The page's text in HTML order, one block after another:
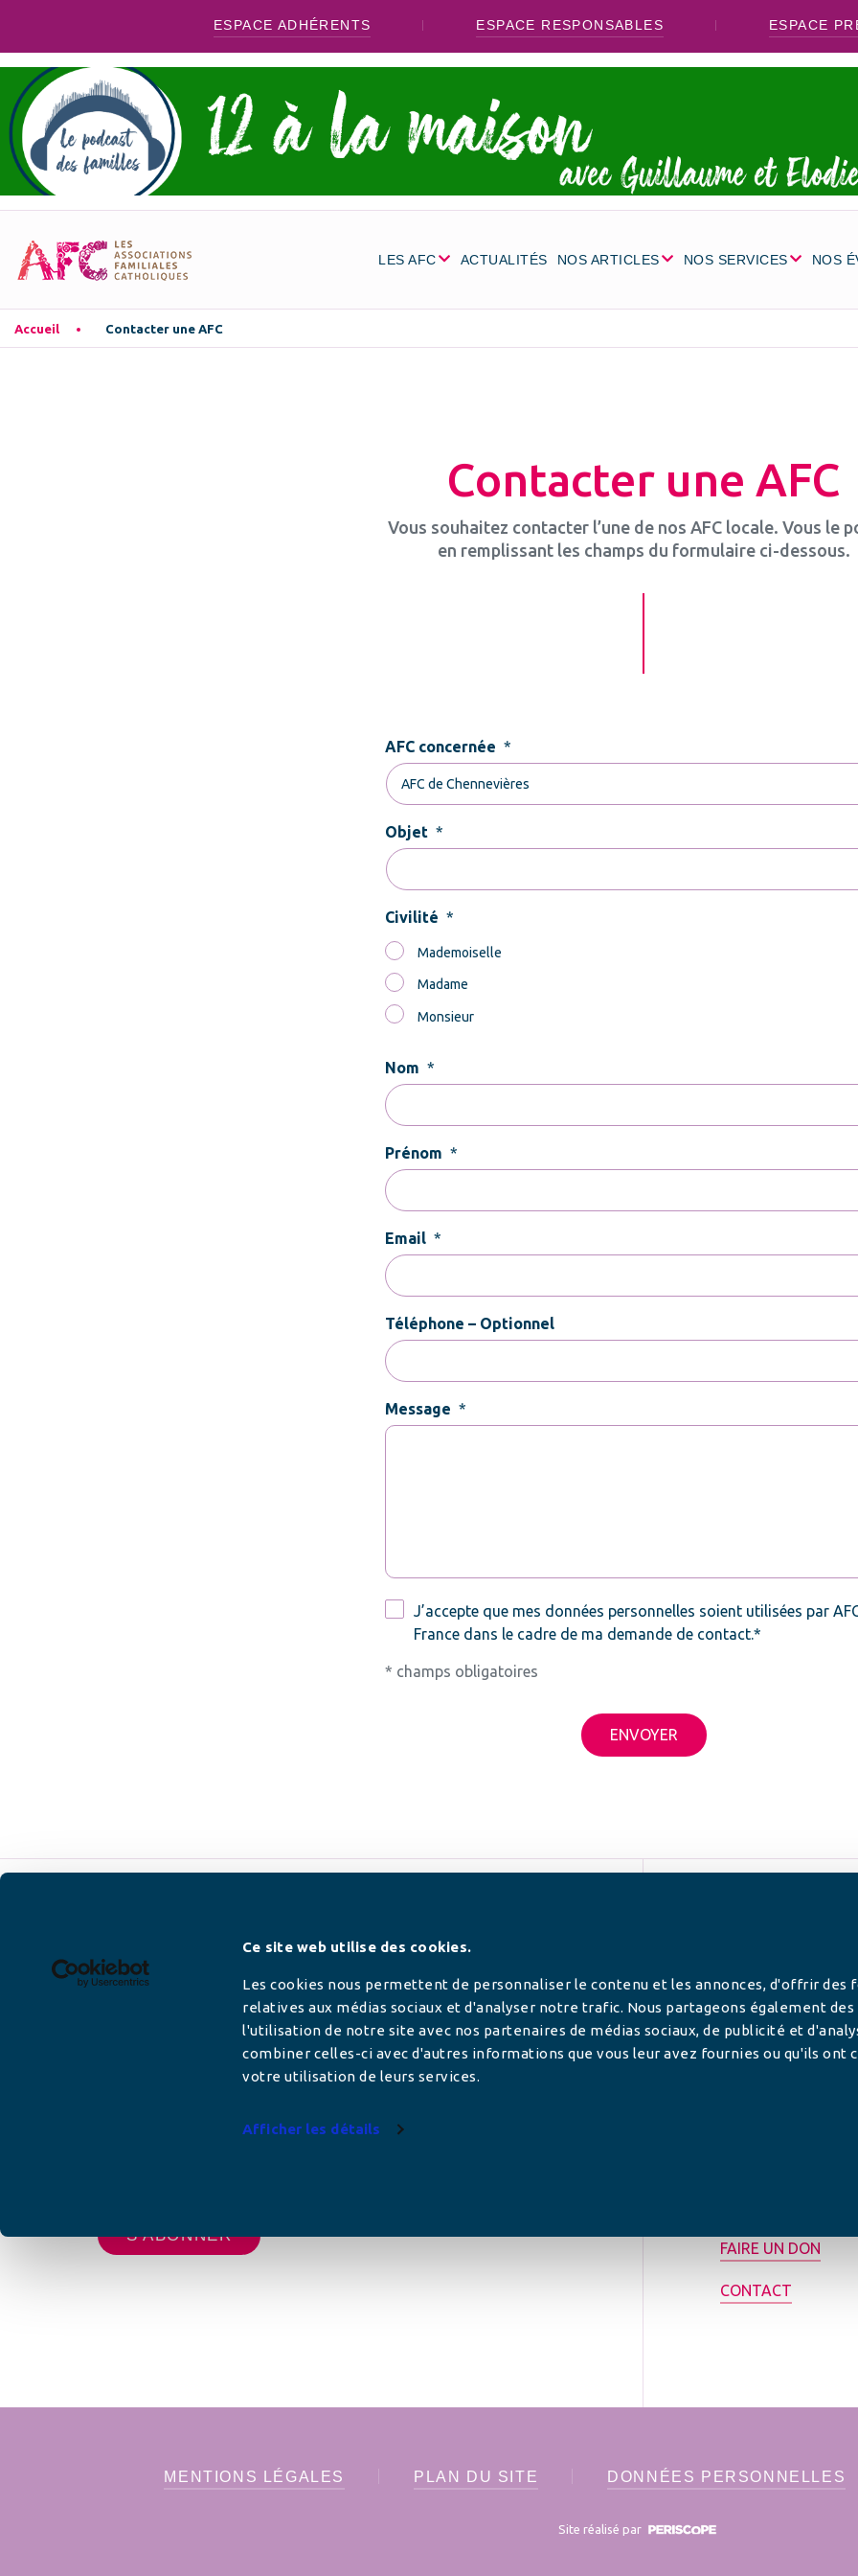
Ce site web utilise des cookies.
Les cookies nous permettent de personnaliser le contenu et les annonces, d'offrir des
relatives aux médias sociaux et d'analyser notre trafic. Nous partageons également
l'utilisation de notre site avec nos partenaires de médias sociaux, de publicité et
combiner celles-ci avec d'autres informations que vous leur avez fournies ou qu'ils ont
votre utilisation de leurs services.
Afficher les détails
ESPACE ADHÉRENTS ESPACE RESPONSABLES ESPACE
LES AFC ACTUALITÉS NOS ARTICLES NOS SERVICES NOS
Accueil Contacter une AFC
Contacter une AFC
Vous souhaitez contacter l’une de nos AFC locale. Vous le
en remplissant les champs du formulaire ci-dessous.
AFC concernée *
Objet *
Civilité *
Mademoiselle
Madame
Monsieur
Nom *
Prénom *
Email *
Téléphone – Optionnel
Message *
RGPD *
J’accepte que mes données personnelles soient utilisées par
France dans le cadre de ma demande de contact.*
* champs obligatoires
Newsletter
FAIRE UN DON
CONTACT
MENTIONS LÉGALES PLAN DU SITE DONNÉES PERSONNELLES
Site réalisé par